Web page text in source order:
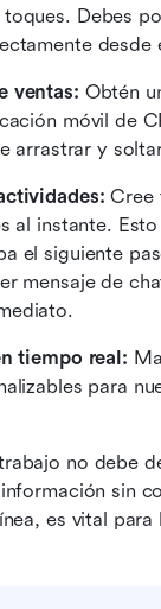
Debes
ventas: Obtén
móvil de
arrastrar y
Cree
al instante.
el siguiente
mensaje de
tiempo real:
para
no debe
sin
es vital